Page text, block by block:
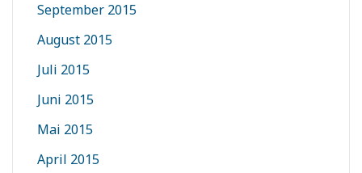
September 2015
August 2015
Juli 2015
Juni 2015
Mai 2015
April 2015